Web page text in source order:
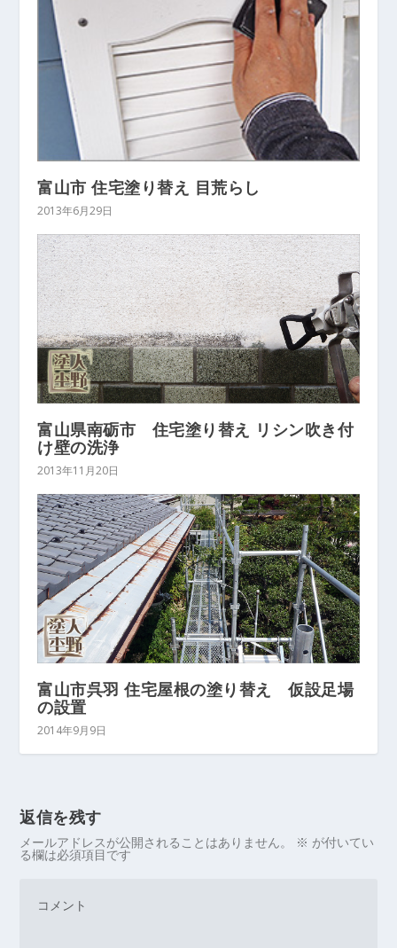
富山市 住宅塗り替え 目荒らし
2013年6月29日
富山県南砺市 住宅塗り替え リシン吹き付
け壁の洗浄
2013年11月20日
富山市呉羽 住宅屋根の塗り替え 仮設足場
の設置
2014年9月9日
返信を残す
メールアドレスが公開されることはありません。 ※ が付いてい
る欄は必須項目です